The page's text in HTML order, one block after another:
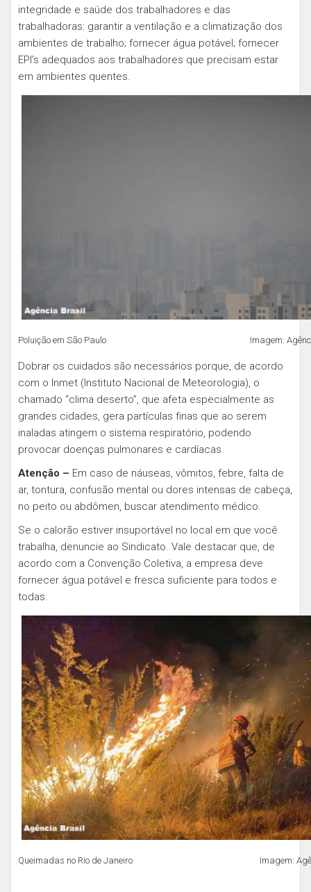
integridade e saúde dos trabalhadores e das
trabalhadoras: garantir a ventilação e a climatização dos
ambientes de trabalho; fornecer água potável; fornecer
EPI’s adequados aos trabalhadores que precisam estar
em ambientes quentes.
Poluição em São Paulo Imagem: Agência
Dobrar os cuidados são necessários porque, de acordo
com o Inmet (Instituto Nacional de Meteorologia), o
chamado “clima deserto”, que afeta especialmente as
grandes cidades, gera partículas finas que ao serem
inaladas atingem o sistema respiratório, podendo
provocar doenças pulmonares e cardíacas.
Atenção – Em caso de náuseas, vômitos, febre, falta de
ar, tontura, confusão mental ou dores intensas de cabeça,
no peito ou abdômen, buscar atendimento médico.
Se o calorão estiver insuportável no local em que você
trabalha, denuncie ao Sindicato. Vale destacar que, de
acordo com a Convenção Coletiva, a empresa deve
fornecer água potável e fresca suficiente para todos e
todas.
Queimadas no Rio de Janeiro Imagem: